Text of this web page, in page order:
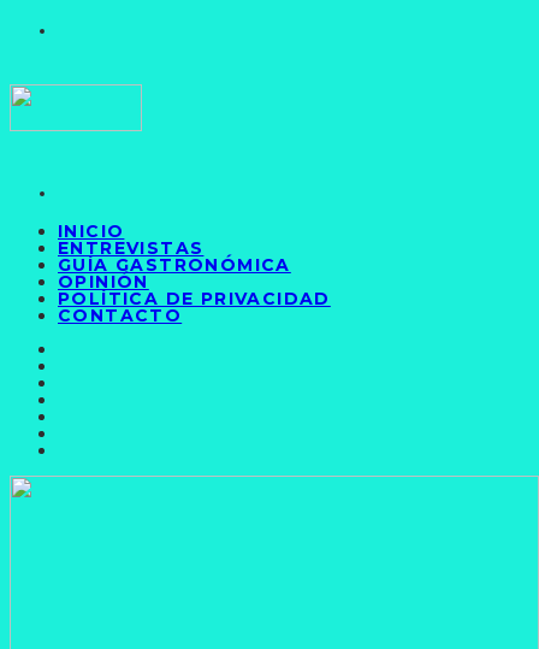
INICIO
ENTREVISTAS
GUÍA GASTRONÓMICA
OPINIÓN
POLÍTICA DE PRIVACIDAD
CONTACTO